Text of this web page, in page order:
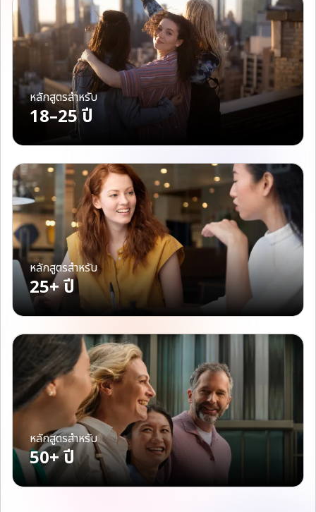
หลักสูตรสำหรับ
18–25 ปี
หลักสูตรสำหรับ
25+ ปี
หลักสูตรสำหรับ
50+ ปี